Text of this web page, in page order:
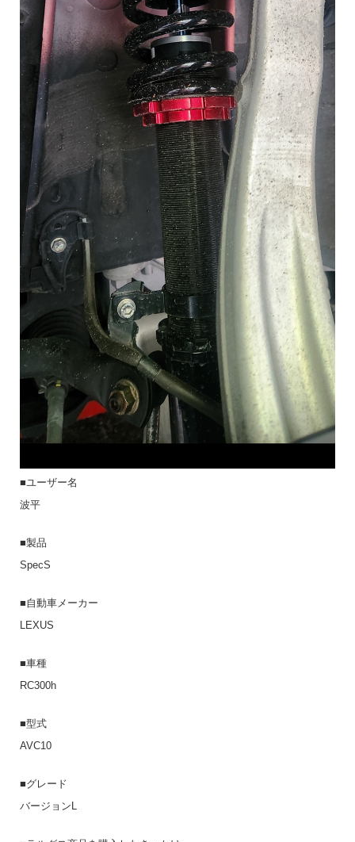
■ユーザー名
波平
■製品
SpecS
■自動車メーカー
LEXUS
■車種
RC300h
■型式
AVC10
■グレード
バージョンL